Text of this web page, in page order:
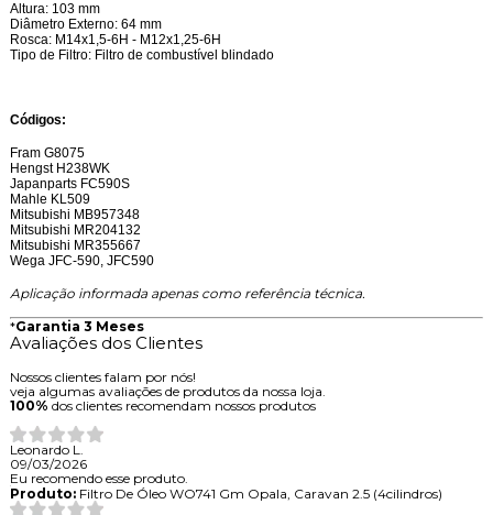
Altura: 103 mm
Diâmetro Externo: 64 mm
Rosca: M14x1,5-6H - M12x1,25-6H
Tipo de Filtro: Filtro de combustível blindado
Códigos:
Fram G8075
Hengst H238WK
Japanparts FC590S
Mahle KL509
Mitsubishi MB957348
Mitsubishi MR204132
Mitsubishi MR355667
Wega JFC-590, JFC590
Aplicação informada apenas como referência técnica.
*Garantia 3 Meses
Avaliações dos Clientes
Nossos clientes falam por nós!
veja algumas avaliações de produtos da nossa loja.
100% dos clientes recomendam nossos produtos
Leonardo L.
09/03/2026
Eu recomendo esse produto.
Produto:Filtro De Óleo WO741 Gm Opala, Caravan 2.5 (4cilindros)